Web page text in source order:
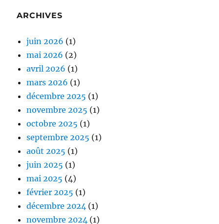
ARCHIVES
juin 2026 (1)
mai 2026 (2)
avril 2026 (1)
mars 2026 (1)
décembre 2025 (1)
novembre 2025 (1)
octobre 2025 (1)
septembre 2025 (1)
août 2025 (1)
juin 2025 (1)
mai 2025 (4)
février 2025 (1)
décembre 2024 (1)
novembre 2024 (1)